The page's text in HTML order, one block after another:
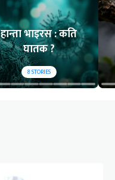
हान्ता भाइरस : कति
घातक ?
8STORIES